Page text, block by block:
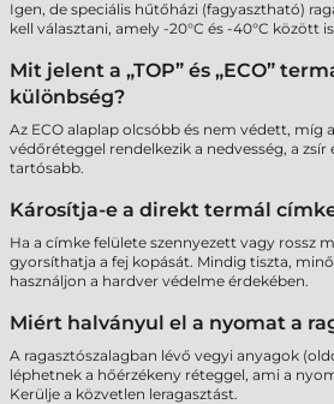
Igen, de speciális hűtőházi (fagyasztható)
kell választani, amely -20°C és -40°C között
Mit jelent a „TOP” és „ECO”
különbség?
Az ECO alaplap olcsóbb és nem védett, míg
védőréteggel rendelkezik a nedvesség, a zsír
tartósabb.
Károsítja-e a direkt termál
Ha a címke felülete szennyezett vagy rossz
gyorsíthatja a fej kopását. Mindig tiszta,
használjon a hardver védelme érdekében.
Miért halványul el a nyomat a
A ragasztószalagban lévő vegyi anyagok
léphetnek a hőérzékeny réteggel, ami a
Kerülje a közvetlen leragasztást.